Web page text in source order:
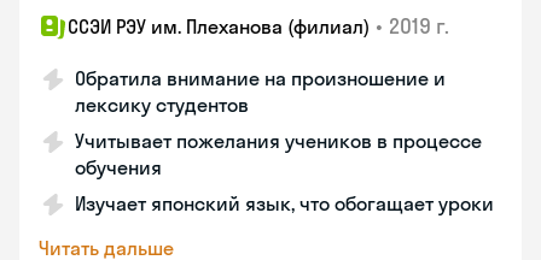
ССЭИ РЭУ им. Плеханова (филиал) • 2019 г.
Обратила внимание на произношение и
лексику студентов
Учитывает пожелания учеников в процессе
обучения
Изучает японский язык, что обогащает уроки
Читать дальше